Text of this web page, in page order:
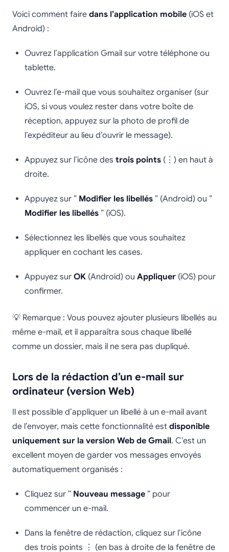
Voici comment faire dans l’application mobile (iOS et
Android) :
Ouvrez l’application Gmail sur votre téléphone ou
tablette.
Ouvrez l’e-mail que vous souhaitez organiser (sur
iOS, si vous voulez rester dans votre boîte de
réception, appuyez sur la photo de profil de
l’expéditeur au lieu d’ouvrir le message).
Appuyez sur l’icône des trois points (⋮) en haut à
droite.
Appuyez sur ” Modifier les libellés ” (Android) ou ”
Modifier les libellés ” (iOS).
Sélectionnez les libellés que vous souhaitez
appliquer en cochant les cases.
Appuyez sur OK (Android) ou Appliquer (iOS) pour
confirmer.
💡 Remarque : Vous pouvez ajouter plusieurs libellés au
même e-mail, et il apparaîtra sous chaque libellé
comme un dossier, mais il ne sera pas dupliqué.
Lors de la rédaction d’un e-mail sur
ordinateur (version Web)
Il est possible d’appliquer un libellé à un e-mail avant
de l’envoyer, mais cette fonctionnalité est disponible
uniquement sur la version Web de Gmail. C’est un
excellent moyen de garder vos messages envoyés
automatiquement organisés :
Cliquez sur ” Nouveau message ” pour
commencer un e-mail.
Dans la fenêtre de rédaction, cliquez sur l’icône
des trois points ⋮ (en bas à droite de la fenêtre de